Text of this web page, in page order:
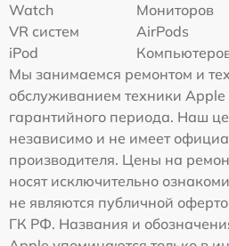
Watch
Мониторов
VR систем
AirPods
iPod
Мы занимаемся ремонтом и
обслуживанием техники Apple
гарантийного периода. Наш
независимо и не имеет
производителя. Цены на
носят исключительно
не являются публичной
ГК РФ. Названия и